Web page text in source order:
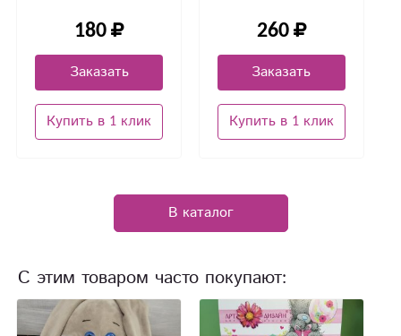
180
Заказать
Купить в 1 клик
260
Заказать
Купить в 1 клик
В каталог
С этим товаром часто покупают: